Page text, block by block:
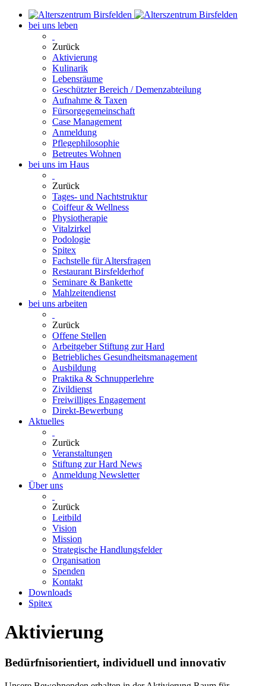
bei uns leben
Zurück
Aktivierung
Kulinarik
Lebensräume
Geschützter Bereich / Demenzabteilung
Aufnahme & Taxen
Fürsorgegemeinschaft
Case Management
Anmeldung
Pflegephilosophie
Betreutes Wohnen
bei uns im Haus
Zurück
Tages- und Nachtstruktur
Coiffeur & Wellness
Physiotherapie
Vitalzirkel
Podologie
Spitex
Fachstelle für Altersfragen
Restaurant Birsfelderhof
Seminare & Bankette
Mahlzeitendienst
bei uns arbeiten
Zurück
Offene Stellen
Arbeitgeber Stiftung zur Hard
Betriebliches Gesundheitsmanagement
Ausbildung
Praktika & Schnupperlehre
Zivildienst
Freiwilliges Engagement
Direkt-Bewerbung
Aktuelles
Zurück
Veranstaltungen
Stiftung zur Hard News
Anmeldung Newsletter
Über uns
Zurück
Leitbild
Vision
Mission
Strategische Handlungsfelder
Organisation
Spenden
Kontakt
Downloads
Spitex
Aktivierung
Bedürfnisorientiert, individuell und innovativ